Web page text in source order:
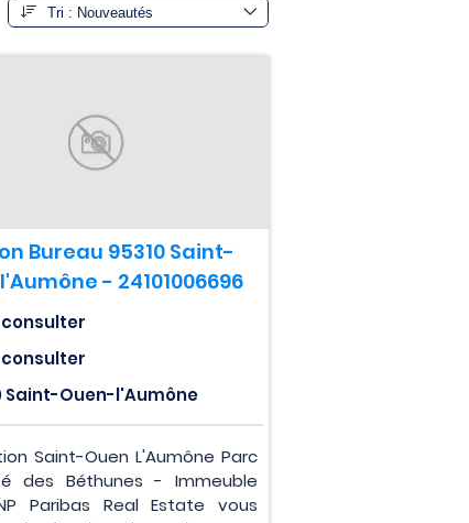
Bureau 95310 Saint-
- 24101006696
consulter
consulter
Saint-Ouen-l'Aumône
Saint-Ouen L'Aumône Parc
des Béthunes - Immeuble
Paribas Real Estate vous